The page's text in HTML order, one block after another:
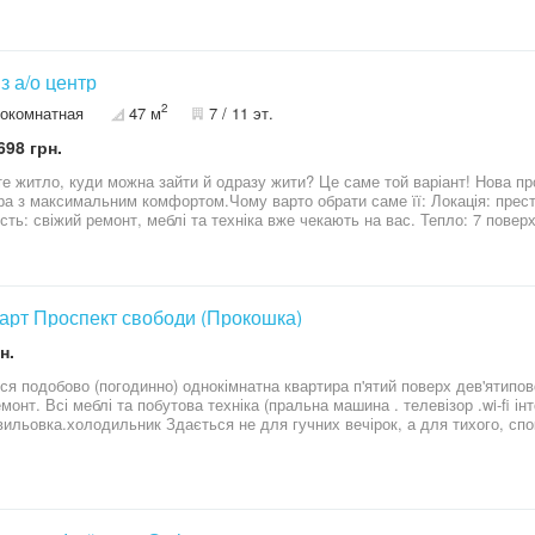
є встановлено генератор, що дозволяє працювати двом ліфтами без
ваучер, сертификат
а/о центр
47 м2 7 / 11 эт.
грн.
житло, куди можна зайти й одразу жити? Це саме той варіант! Нова
комфортом.Чому варто обрати саме її: Локація: престижний ЖК «Зарічний», усе поруч.
ремонт, меблі та техніка вже чекають на вас. Тепло: 7 поверх, цегляний будинок, не кутова +
ліфт Otis та доглянутий будинок (ОСББ).
Проспект свободи (Прокошка)
подобово (погодинно) однокімнатна квартира п'ятий поверх
.wi-fi інтернет. телебачення .
Здається не для гучних вечірок, а для тихого, спокійного